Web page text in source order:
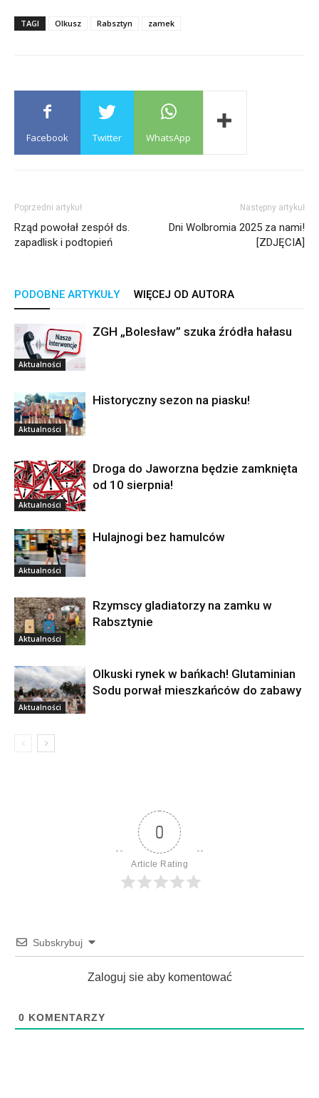
TAGI Olkusz Rabsztyn zamek
Facebook Twitter WhatsApp
Poprzedni artykuł
Rząd powołał zespół ds.
zapadlisk i podtopień
Następny artykuł
Dni Wolbromia 2025 za nami!
[ZDJĘCIA]
PODOBNE ARTYKUŁY WIĘCEJ OD AUTORA
Aktualności
ZGH „Bolesław” szuka źródła hałasu
Aktualności
Historyczny sezon na piasku!
Aktualności
Droga do Jaworzna będzie zamknięta
od 10 sierpnia!
Aktualności
Hulajnogi bez hamulców
Aktualności
Rzymscy gladiatorzy na zamku w
Rabsztynie
Aktualności
Olkuski rynek w bańkach! Glutaminian
Sodu porwał mieszkańców do zabawy
0
Article Rating
Subskrybuj
Zaloguj sie aby komentować
0 KOMENTARZY